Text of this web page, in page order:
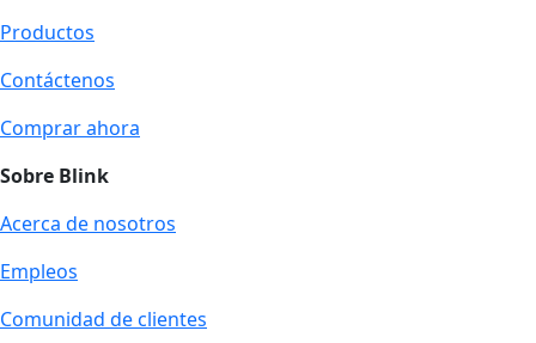
Productos
Contáctenos
Comprar ahora
Sobre Blink
Acerca de nosotros
Empleos
Comunidad de clientes